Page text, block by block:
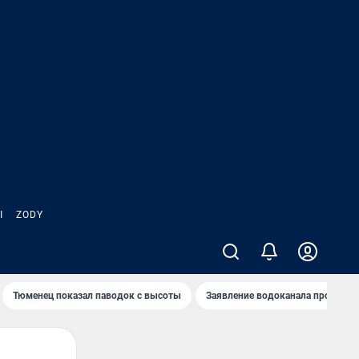
ZODY
Тюменец показал паводок с высоты Заявление водоканала про